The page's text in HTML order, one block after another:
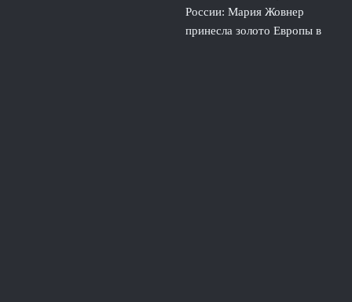
России: Мария Жовнер
принесла золото Европы в